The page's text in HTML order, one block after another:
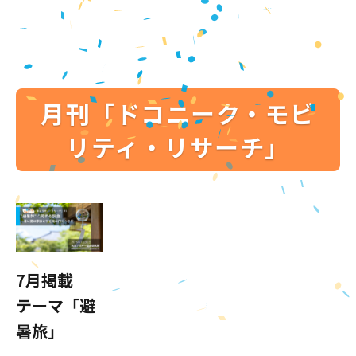
月刊「ドコニーク・モビ
リティ・リサーチ」
7月掲載
テーマ「避
暑旅」